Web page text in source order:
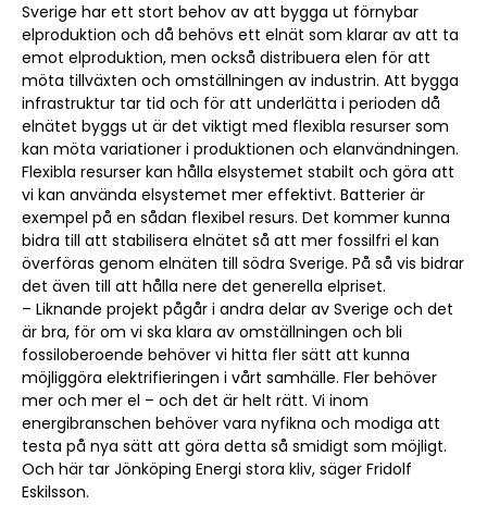
Sverige har ett stort behov av att bygga ut förnybar
elproduktion och då behövs ett elnät som klarar av att ta
emot elproduktion, men också distribuera elen för att
möta tillväxten och omställningen av industrin. Att bygga
infrastruktur tar tid och för att underlätta i perioden då
elnätet byggs ut är det viktigt med flexibla resurser som
kan möta variationer i produktionen och elanvändningen.
Flexibla resurser kan hålla elsystemet stabilt och göra att
vi kan använda elsystemet mer effektivt. Batterier är
exempel på en sådan flexibel resurs. Det kommer kunna
bidra till att stabilisera elnätet så att mer fossilfri el kan
överföras genom elnäten till södra Sverige. På så vis bidrar
det även till att hålla nere det generella elpriset.
– Liknande projekt pågår i andra delar av Sverige och det
är bra, för om vi ska klara av omställningen och bli
fossiloberoende behöver vi hitta fler sätt att kunna
möjliggöra elektrifieringen i vårt samhälle. Fler behöver
mer och mer el – och det är helt rätt. Vi inom
energibranschen behöver vara nyfikna och modiga att
testa på nya sätt att göra detta så smidigt som möjligt.
Och här tar Jönköping Energi stora kliv, säger Fridolf
Eskilsson.